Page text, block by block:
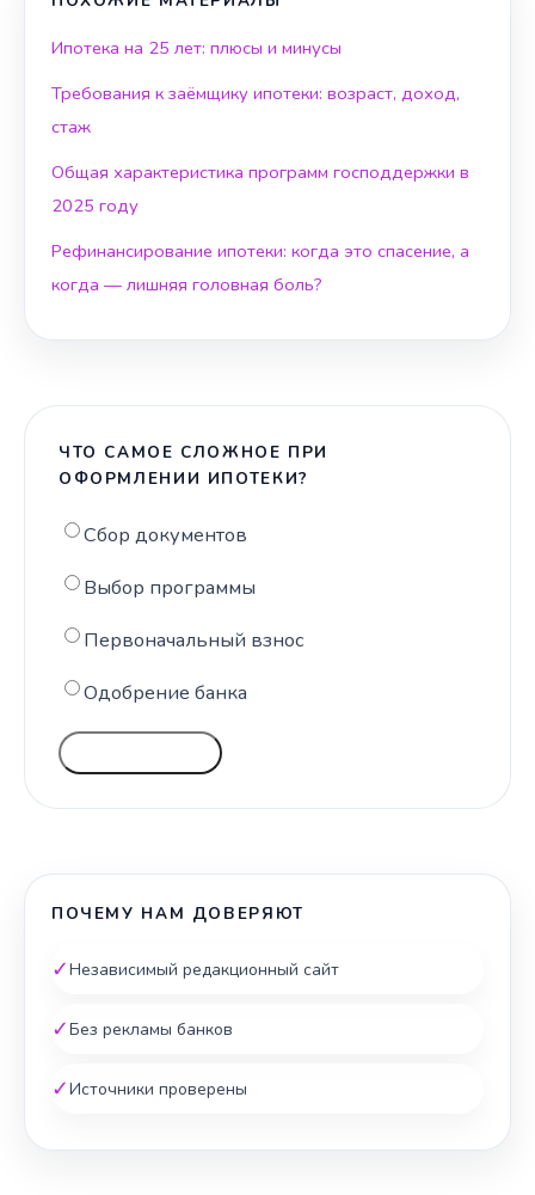
Ипотека на 25 лет: плюсы и минусы
Требования к заёмщику ипотеки: возраст, доход,
стаж
Общая характеристика программ господдержки в
2025 году
Рефинансирование ипотеки: когда это спасение, а
когда — лишняя головная боль?
ЧТО САМОЕ СЛОЖНОЕ ПРИ
ОФОРМЛЕНИИ ИПОТЕКИ?
Сбор документов
Выбор программы
Первоначальный взнос
Одобрение банка
ПОЧЕМУ НАМ ДОВЕРЯЮТ
✓Независимый редакционный сайт
✓Без рекламы банков
✓Источники проверены